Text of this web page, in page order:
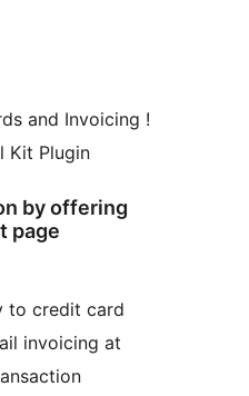
and Invoicing !
Kit Plugin
by offering
page
to credit card
invoicing at